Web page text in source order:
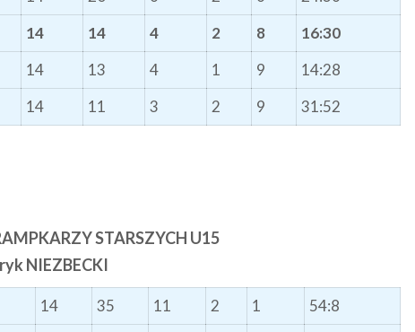
14 14 4 2 8
16:30
14 13 4 1 9
14:28
14 11 3 2 9 31:52
STARSZYCH U15
NIEZBECKI
14 35 11 2 1
54:8